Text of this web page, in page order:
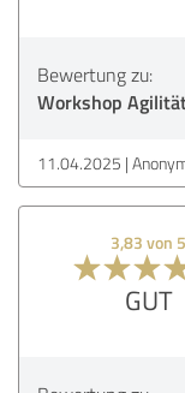
Bewertung zu:
Workshop
11.04.2025
3,83 von 5
GUT